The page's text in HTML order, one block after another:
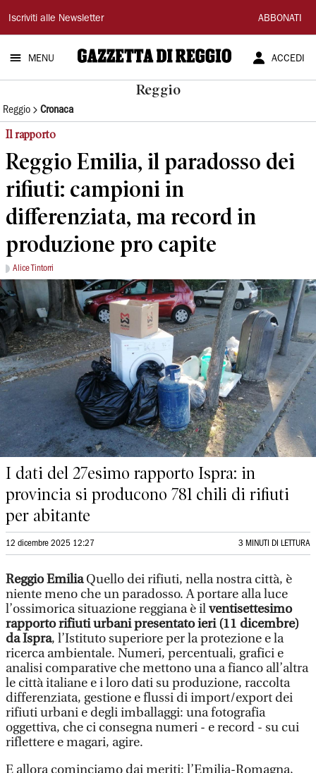
Gazzetta
di
Reggio
Iscriviti alle Newsletter ABBONATI
MENU ACCEDI
Reggio
Reggio Cronaca
Il rapporto
Reggio Emilia, il paradosso dei
rifiuti: campioni in
differenziata, ma record in
produzione pro capite
Alice Tintorri
I dati del 27esimo rapporto Ispra: in
provincia si producono 781 chili di rifiuti
per abitante
12 dicembre 2025 12:27 3 MINUTI DI LETTURA
Reggio EmiliaQuello dei rifiuti, nella nostra città, è
niente meno che un paradosso. A portare alla luce
l’ossimorica situazione reggiana è ilventisettesimo
rapporto rifiuti urbani presentato ieri (11 dicembre)
da Ispra, l’Istituto superiore per la protezione e la
ricerca ambientale. Numeri, percentuali, grafici e
analisi comparative che mettono una a fianco all’altra
le città italiane e i loro dati su produzione, raccolta
differenziata, gestione e flussi di import/export dei
rifiuti urbani e degli imballaggi: una fotografia
oggettiva, che ci consegna numeri - e record - su cui
riflettere e magari, agire.
E allora cominciamo dai meriti: l’Emilia-Romagna,